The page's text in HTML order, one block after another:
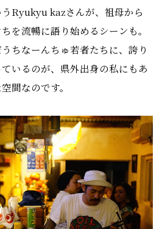
Ryukyu kazさんが、祖母から
を流暢に語り始めるシーンも。
ちなーんちゅ若者たちに、誇り
いるのが、県外出身の私にもあ
間なのです。